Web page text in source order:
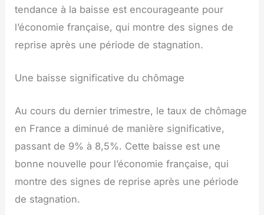
tendance à la baisse est encourageante pour
l’économie française, qui montre des signes de
reprise après une période de stagnation.
Une baisse significative du chômage
Au cours du dernier trimestre, le taux de chômage
en France a diminué de manière significative,
passant de 9% à 8,5%. Cette baisse est une
bonne nouvelle pour l’économie française, qui
montre des signes de reprise après une période
de stagnation.